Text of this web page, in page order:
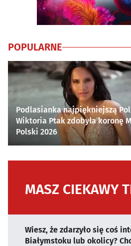
POPULARNE
Podlasianka najpiękniejszą
Wiktoria Ptak zdobyła koronę
Polski 2026
MASZ CIEKAWY
Wiesz, że zdarzyło się coś
Białymstoku lub okolicy?